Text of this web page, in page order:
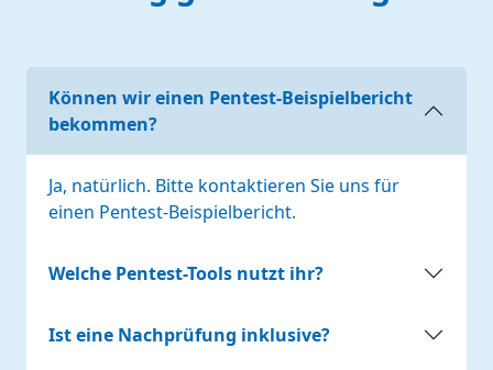
Können wir einen Pentest-Beispielbericht
bekommen?
Ja, natürlich. Bitte kontaktieren Sie uns für
einen Pentest-Beispielbericht.
Welche Pentest-Tools nutzt ihr?
Ist eine Nachprüfung inklusive?